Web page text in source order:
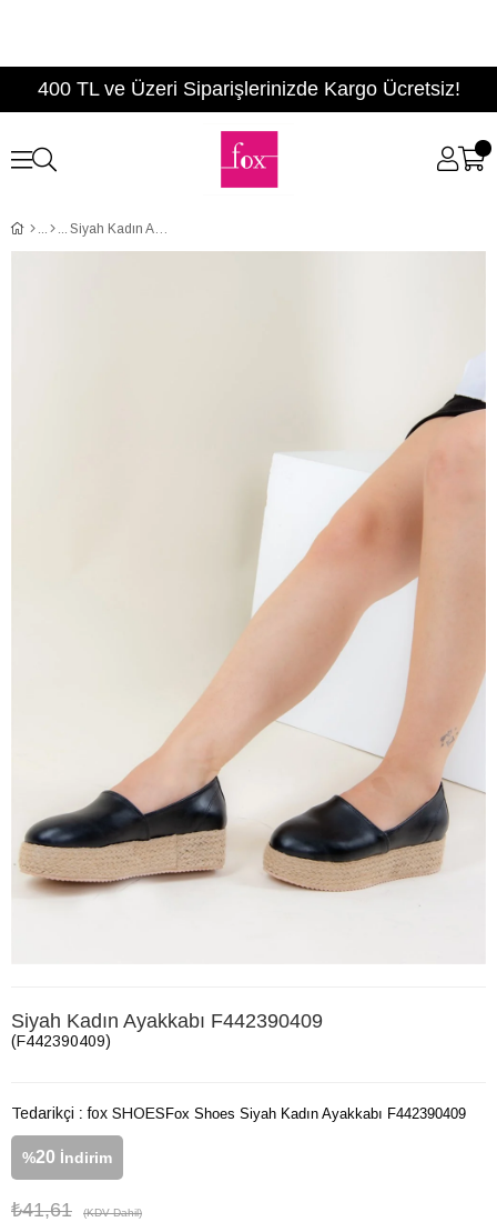
400 TL ve Üzeri Siparişlerinizde Kargo Ücretsiz!
Siyah Kadın Ayakkabı F442390409
Siyah Kadın Ayakkabı F442390409
(F442390409)
Tedarikçi : fox SHOES
%20 İndirim
₺41,61 (KDV Dahil)
Fox Shoes Siyah Kadın Ayakkabı F442390409